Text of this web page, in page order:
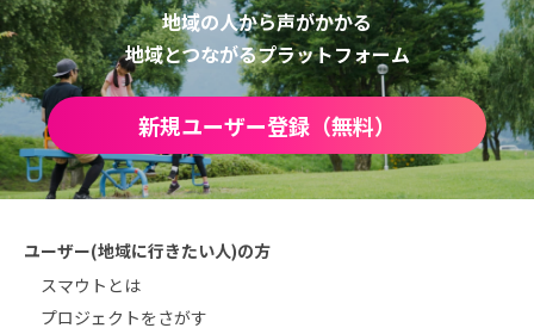
地域の人から声がかかる
地域とつながるプラットフォーム
新規ユーザー登録（無料）
ユーザー(地域に行きたい人)の方
スマウトとは
プロジェクトをさがす